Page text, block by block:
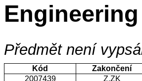
Předmět není
Kód Zakončení
2007439
Z,ZK